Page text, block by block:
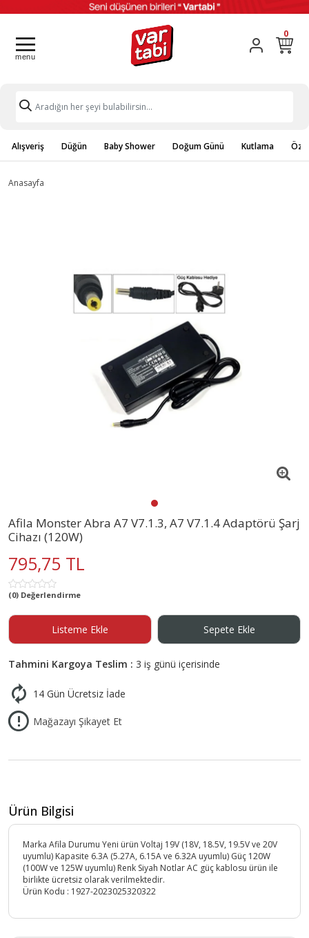
0
Alışveriş Düğün Baby Shower Doğum Günü Kutlama
Anasayfa
Afila Monster Abra A7 V7.1.3, A7 V7.1.4 Adaptörü Şarj
Cihazı (120W)
795,75 TL
(0) Değerlendirme
Listeme Ekle Sepete Ekle
Tahmini Kargoya Teslim : 3 iş günü içerisinde
14 Gün Ücretsiz İade
Mağazayı Şikayet Et
Ürün Bilgisi
Marka Afila Durumu Yeni ürün Voltaj 19V (18V, 18.5V, 19.5V ve 20V
uyumlu) Kapasite 6.3A (5.27A, 6.15A ve 6.32A uyumlu) Güç 120W
(100W ve 125W uyumlu) Renk Siyah Notlar AC güç kablosu ürün ile
birlikte ücretsiz olarak verilmektedir.
Ürün Kodu : 1927-2023025320322